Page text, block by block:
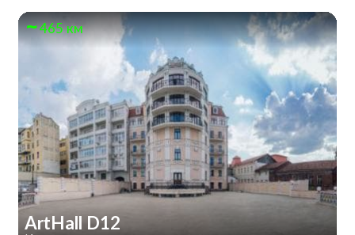
465 км
ArtHall D12